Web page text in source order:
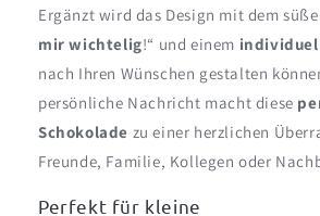
Ergänzt wird das Design mit dem
mir wichtelig!“ und einem
nach Ihren Wünschen gestalten
persönliche Nachricht macht diese
Schokolade zu einer herzlichen
Freunde, Familie, Kollegen oder
Perfekt für kleine